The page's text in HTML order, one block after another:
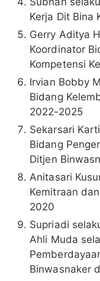
Kerja Dit Bina
Gerry Aditya
Koordinator
Kompetensi
Irvian Bobby
Bidang
2022-2025
Sekarsari
Bidang
Ditjen
Anitasari
Kemitraan
2020
Supriadi
Ahli Muda
Binwasnaker